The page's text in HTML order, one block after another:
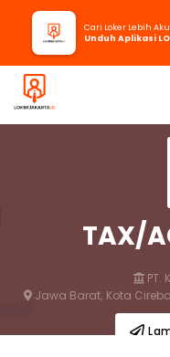
TAX/
PT.
Jawa Barat, Kota
Cari Loker Lebih
Unduh Aplikasi